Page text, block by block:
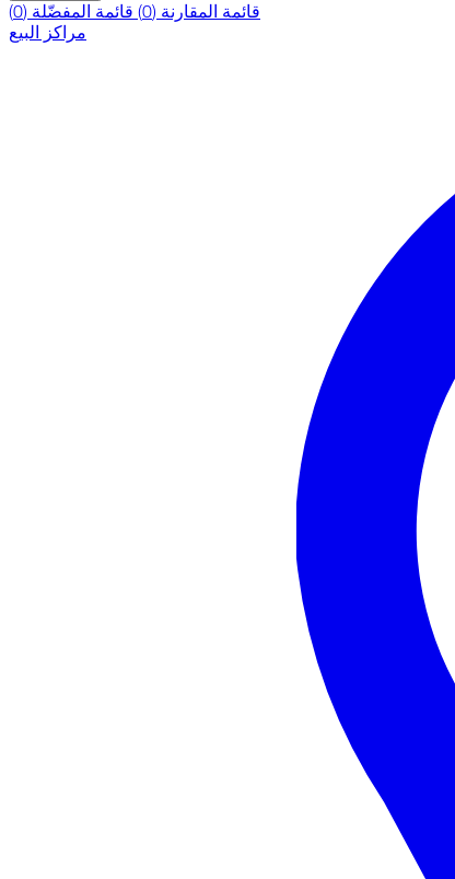
قائمة المقارنة (0)
قائمة المفضّلة (0)
مراكز البيع